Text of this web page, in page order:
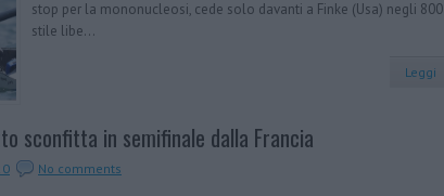
stop per la mononucleosi, cede solo davanti a Finke (Usa) negli 800
stile libe...
Leggi
sconfitta in semifinale dalla Francia
No comments